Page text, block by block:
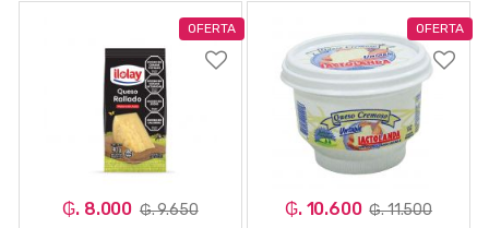
OFERTA
₲. 8.000 ₲. 9.650
OFERTA
₲. 10.600 ₲. 11.500